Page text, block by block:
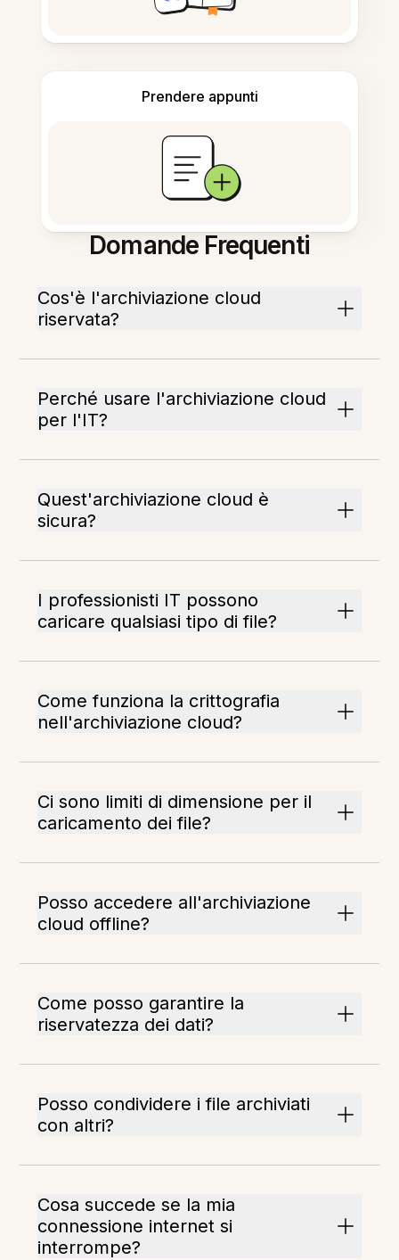
Prendere appunti
Domande Frequenti
Cos'è l'archiviazione cloud
riservata?
Perché usare l'archiviazione cloud
per l'IT?
Quest'archiviazione cloud è
sicura?
I professionisti IT possono
caricare qualsiasi tipo di file?
Come funziona la crittografia
nell'archiviazione cloud?
Ci sono limiti di dimensione per il
caricamento dei file?
Posso accedere all'archiviazione
cloud offline?
Come posso garantire la
riservatezza dei dati?
Posso condividere i file archiviati
con altri?
Cosa succede se la mia
connessione internet si
interrompe?